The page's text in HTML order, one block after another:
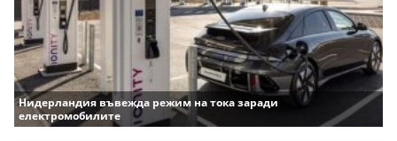
Нидерландия въвежда режим на тока заради
електромобилите